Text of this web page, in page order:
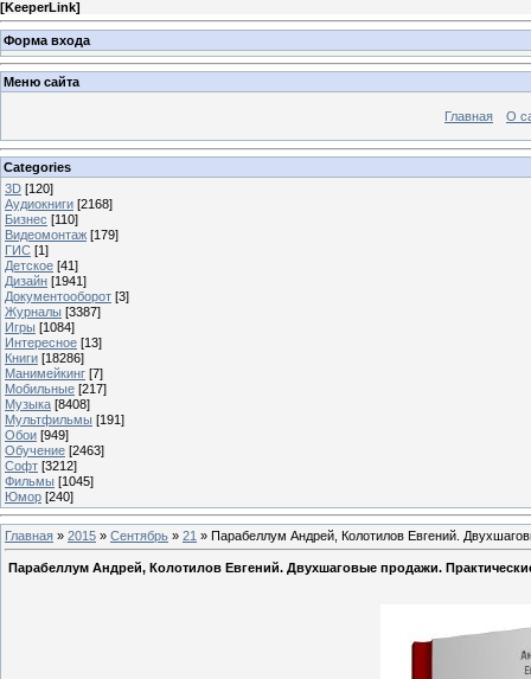
[KeeperLink]
Форма входа
Меню сайта
Главная О
Categories
3D [120]
Аудиокниги [2168]
Бизнес [110]
Видеомонтаж [179]
ГИС [1]
Детское [41]
Дизайн [1941]
Документооборот [3]
Журналы [3387]
Игры [1084]
Интересное [13]
Книги [18286]
Манимейкинг [7]
Мобильные [217]
Музыка [8408]
Мультфильмы [191]
Обои [949]
Обучение [2463]
Софт [3212]
Фильмы [1045]
Юмор [240]
Главная » 2015 » Сентябрь » 21 » Парабеллум Андрей, Колотилов Евгений.
Парабеллум Андрей, Колотилов Евгений. Двухшаговые продажи.